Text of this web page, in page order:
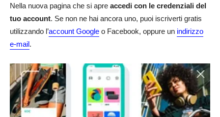
Nella nuova pagina che si apre accedi con le credenziali del
tuo account. Se non ne hai ancora uno, puoi iscriverti gratis
utilizzando l’account Google o Facebook, oppure un indirizzo
e-mail.